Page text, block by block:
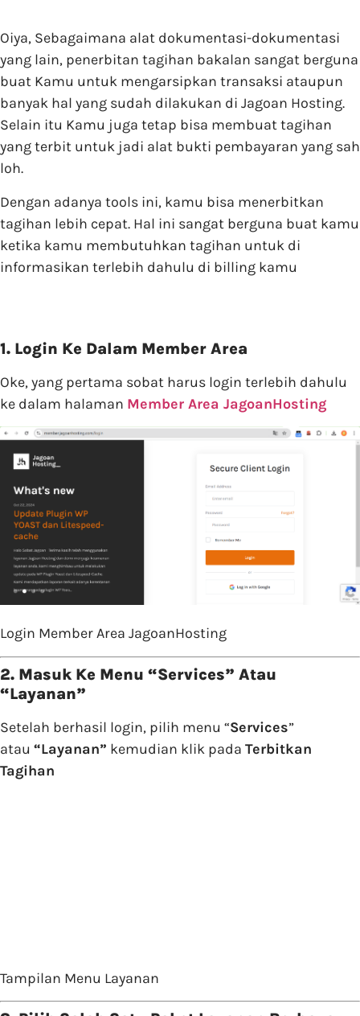
Oiya, Sebagaimana alat dokumentasi-dokumentasi
yang lain, penerbitan tagihan bakalan sangat berguna
buat Kamu untuk mengarsipkan transaksi ataupun
banyak hal yang sudah dilakukan di Jagoan Hosting.
Selain itu Kamu juga tetap bisa membuat tagihan
yang terbit untuk jadi alat bukti pembayaran yang sah
loh.
Dengan adanya tools ini, kamu bisa menerbitkan
tagihan lebih cepat. Hal ini sangat berguna buat kamu
ketika kamu membutuhkan tagihan untuk di
informasikan terlebih dahulu di billing kamu
1. Login Ke Dalam Member Area
Oke, yang pertama sobat harus login terlebih dahulu
ke dalam halaman Member Area JagoanHosting
Login Member Area JagoanHosting
2. Masuk Ke Menu “Services” Atau
“Layanan”
Setelah berhasil login, pilih menu “Services”
atau “Layanan” kemudian klik pada Terbitkan
Tagihan
Tampilan Menu Layanan